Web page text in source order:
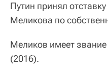
Путин принял
Меликова по
Меликов имеет
(2016).